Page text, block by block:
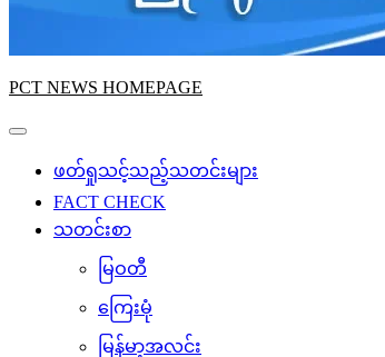
PCT NEWS HOMEPAGE
ဖတ်ရှုသင့်သည့်သတင်းများ
FACT CHECK
သတင်းစာ
မြဝတီ
ကြေးမုံ
မြန်မာ့အလင်း